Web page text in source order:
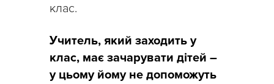
клас.
Учитель, який заходить у
клас, має зачарувати дітей –
у цьому йому не допоможуть